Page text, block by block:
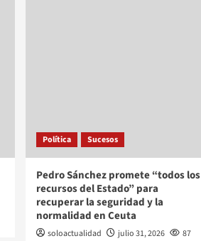
Política Sucesos
Pedro Sánchez promete “todos los
recursos del Estado” para
recuperar la seguridad y la
normalidad en Ceuta
soloactualidad julio 31, 2026 87